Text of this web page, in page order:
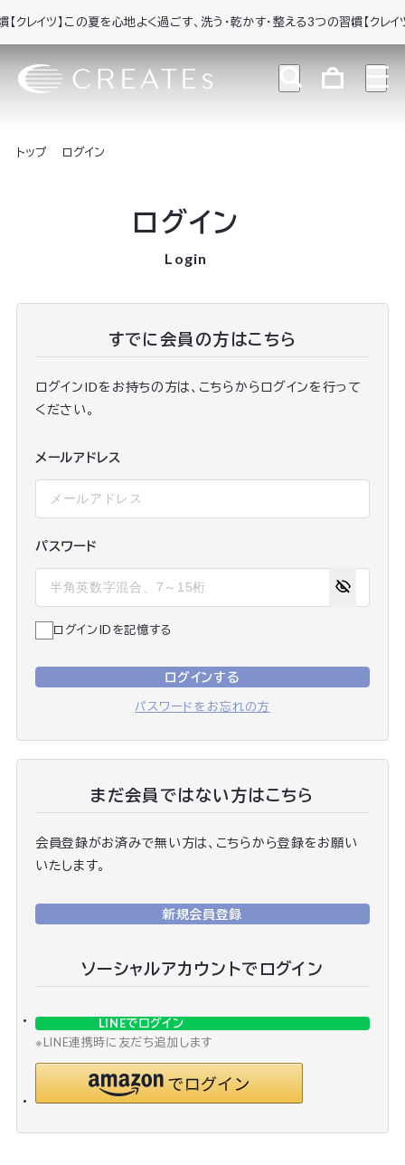
レイツ】この夏を心地よく過ごす、洗う・乾かす・整える3つの習慣【クレイツ
トップ ログイン
ログイン
Login
すでに会員の方はこちら
ログインIDをお持ちの方は、こちらからログインを行って
ください。
メールアドレス
パスワード
ログインIDを記憶する
ログインする
パスワードをお忘れの方
まだ会員ではない方はこちら
会員登録がお済みで無い方は、こちらから登録をお願い
いたします。
新規会員登録
ソーシャルアカウントでログイン
LINEでログイン
※LINE連携時に友だち追加します